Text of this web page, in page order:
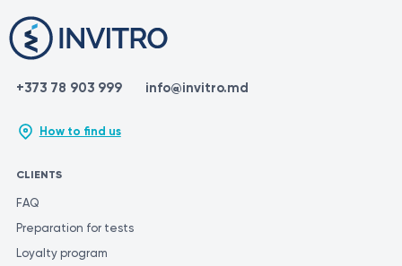
+373 78 903 999 info@invitro.md
How to find us
CLIENTS
FAQ
Preparation for tests
Loyalty program